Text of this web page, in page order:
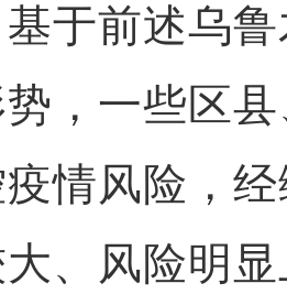
于前述乌
，一些区
情风险，
、风险明